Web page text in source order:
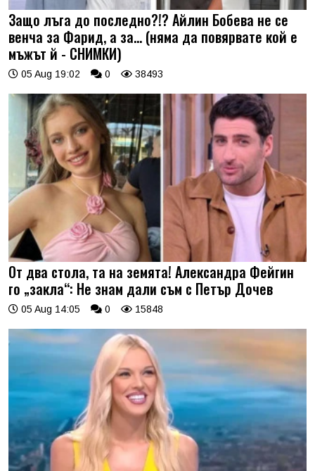
Защо лъга до последно?!? Айлин Бобева не се
венча за Фарид, а за... (няма да повярвате кой е
мъжът й - СНИМКИ)
05 Aug 19:02 0 38493
От два стола, та на земята! Александра Фейгин
го „закла“: Не знам дали съм с Петър Дочев
05 Aug 14:05 0 15848